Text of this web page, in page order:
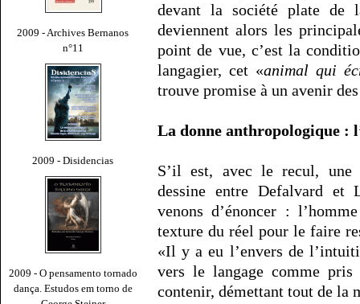
2009 - Archives Bernanos
n°11
2009 - Disidencias
2009 - O pensamento tornado
dança. Estudos em torno de
devant la société plate de
deviennent alors les
point de vue, c’est la
langagier, cet «animal qui
trouve promise à un avenir
La donne anthropologique :
S’il est, avec le recul, une
dessine entre Defalvard et
venons d’énoncer :
texture du réel pour le faire
«Il y a eu l’envers de
vers le langage comme
contenir, démettant tout de la